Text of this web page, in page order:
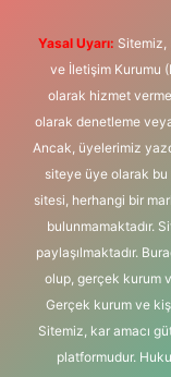
Yasal Uyarı: Sitemiz,
ve İletişim Kurumu
olarak hizmet
olarak denetleme
Ancak, üyelerimiz
siteye üye olarak bu
sitesi, herhangi bir
bulunmamaktadır.
paylaşılmaktadır.
olup, gerçek kurum
Gerçek kurum ve
Sitemiz, kar amacı
platformudur.